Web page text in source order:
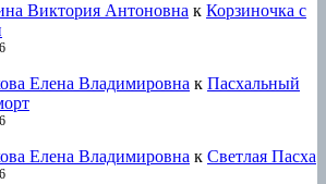
Виктория Антоновна к Корзиночка с
Елена Владимировна к Пасхальный
Елена Владимировна к Светлая Пасха